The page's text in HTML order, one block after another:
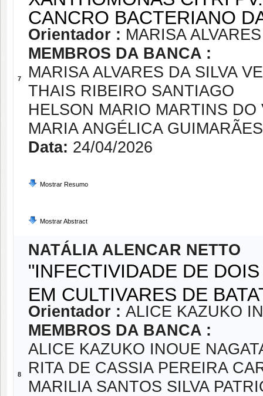
7
CANCRO BACTERIANO
Orientador : MARISA
MEMBROS DA BANCA :
MARISA ALVARES DA SILVA
THAIS RIBEIRO SANTIAGO
HELSON MARIO MARTINS DO
MARIA ANGÉLICA
Data: 24/04/2026
Mostrar Resumo
Mostrar Abstract
8
NATÁLIA ALENCAR NETTO
"INFECTIVIDADE DE
EM CULTIVARES DE
Orientador : ALICE KAZUKO
MEMBROS DA BANCA :
ALICE KAZUKO INOUE
RITA DE CASSIA PEREIRA
MARILIA SANTOS SILVA